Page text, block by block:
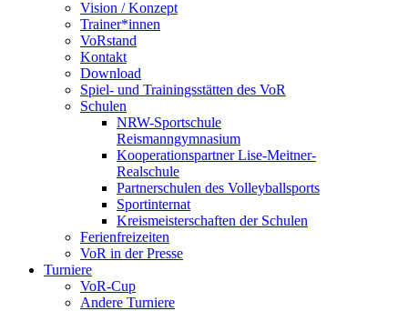
Vision / Konzept
Trainer*innen
VoRstand
Kontakt
Download
Spiel- und Trainingsstätten des VoR
Schulen
NRW-Sportschule
Reismanngymnasium
Kooperationspartner Lise-Meitner-
Realschule
Partnerschulen des Volleyballsports
Sportinternat
Kreismeisterschaften der Schulen
Ferienfreizeiten
VoR in der Presse
Turniere
VoR-Cup
Andere Turniere